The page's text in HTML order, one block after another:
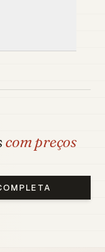
com preços